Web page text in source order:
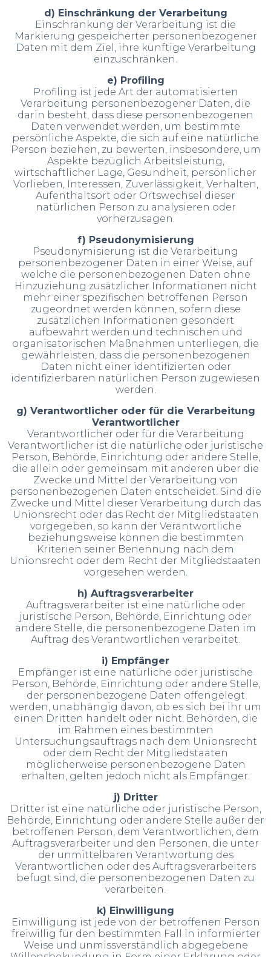
d) Einschränkung der Verarbeitung
Einschränkung der Verarbeitung ist die
Markierung gespeicherter personenbezogener
Daten mit dem Ziel, ihre künftige Verarbeitung
einzuschränken.
e) Profiling
Profiling ist jede Art der automatisierten
Verarbeitung personenbezogener Daten, die
darin besteht, dass diese personenbezogenen
Daten verwendet werden, um bestimmte
persönliche Aspekte, die sich auf eine natürliche
Person beziehen, zu bewerten, insbesondere, um
Aspekte bezüglich Arbeitsleistung,
wirtschaftlicher Lage, Gesundheit, persönlicher
Vorlieben, Interessen, Zuverlässigkeit, Verhalten,
Aufenthaltsort oder Ortswechsel dieser
natürlichen Person zu analysieren oder
vorherzusagen.
f) Pseudonymisierung
Pseudonymisierung ist die Verarbeitung
personenbezogener Daten in einer Weise, auf
welche die personenbezogenen Daten ohne
Hinzuziehung zusätzlicher Informationen nicht
mehr einer spezifischen betroffenen Person
zugeordnet werden können, sofern diese
zusätzlichen Informationen gesondert
aufbewahrt werden und technischen und
organisatorischen Maßnahmen unterliegen, die
gewährleisten, dass die personenbezogenen
Daten nicht einer identifizierten oder
identifizierbaren natürlichen Person zugewiesen
werden.
g) Verantwortlicher oder für die Verarbeitung
Verantwortlicher
Verantwortlicher oder für die Verarbeitung
Verantwortlicher ist die natürliche oder juristische
Person, Behörde, Einrichtung oder andere Stelle,
die allein oder gemeinsam mit anderen über die
Zwecke und Mittel der Verarbeitung von
personenbezogenen Daten entscheidet. Sind die
Zwecke und Mittel dieser Verarbeitung durch das
Unionsrecht oder das Recht der Mitgliedstaaten
vorgegeben, so kann der Verantwortliche
beziehungsweise können die bestimmten
Kriterien seiner Benennung nach dem
Unionsrecht oder dem Recht der Mitgliedstaaten
vorgesehen werden.
h) Auftragsverarbeiter
Auftragsverarbeiter ist eine natürliche oder
juristische Person, Behörde, Einrichtung oder
andere Stelle, die personenbezogene Daten im
Auftrag des Verantwortlichen verarbeitet.
i) Empfänger
Empfänger ist eine natürliche oder juristische
Person, Behörde, Einrichtung oder andere Stelle,
der personenbezogene Daten offengelegt
werden, unabhängig davon, ob es sich bei ihr um
einen Dritten handelt oder nicht. Behörden, die
im Rahmen eines bestimmten
Untersuchungsauftrags nach dem Unionsrecht
oder dem Recht der Mitgliedstaaten
möglicherweise personenbezogene Daten
erhalten, gelten jedoch nicht als Empfänger.
j) Dritter
Dritter ist eine natürliche oder juristische Person,
Behörde, Einrichtung oder andere Stelle außer der
betroffenen Person, dem Verantwortlichen, dem
Auftragsverarbeiter und den Personen, die unter
der unmittelbaren Verantwortung des
Verantwortlichen oder des Auftragsverarbeiters
befugt sind, die personenbezogenen Daten zu
verarbeiten.
k) Einwilligung
Einwilligung ist jede von der betroffenen Person
freiwillig für den bestimmten Fall in informierter
Weise und unmissverständlich abgegebene